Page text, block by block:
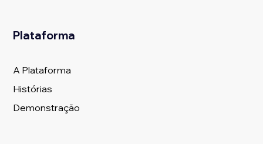
Plataforma
A Plataforma
Histórias
Demonstração